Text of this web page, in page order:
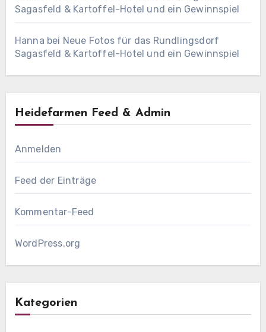
Sagasfeld & Kartoffel-Hotel und ein Gewinnspiel
Hanna bei Neue Fotos für das Rundlingsdorf
Sagasfeld & Kartoffel-Hotel und ein Gewinnspiel
Heidefarmen Feed & Admin
Anmelden
Feed der Einträge
Kommentar-Feed
WordPress.org
Kategorien